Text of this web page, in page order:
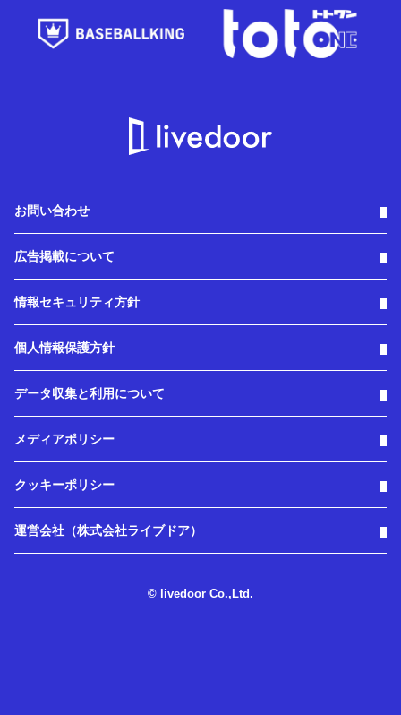
お問い合わせ
広告掲載について
情報セキュリティ方針
個人情報保護方針
データ収集と利用について
メディアポリシー
クッキーポリシー
運営会社（株式会社ライブドア）
© livedoor Co.,Ltd.